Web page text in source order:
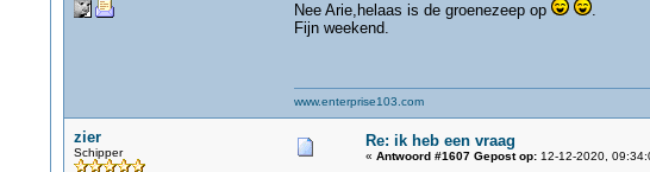
Nee Arie,helaas is de groenezeep op
.
Fijn weekend.
www.enterprise103.com
zier
Schipper
Re: ik heb een vraag
« Antwoord #1607 Gepost op:12-12-2020,